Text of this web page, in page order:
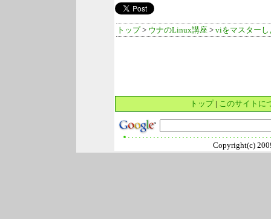
トップ> ウナのLinux講座 > viをマスターし
トップ| このサイトに
Copyright(c)